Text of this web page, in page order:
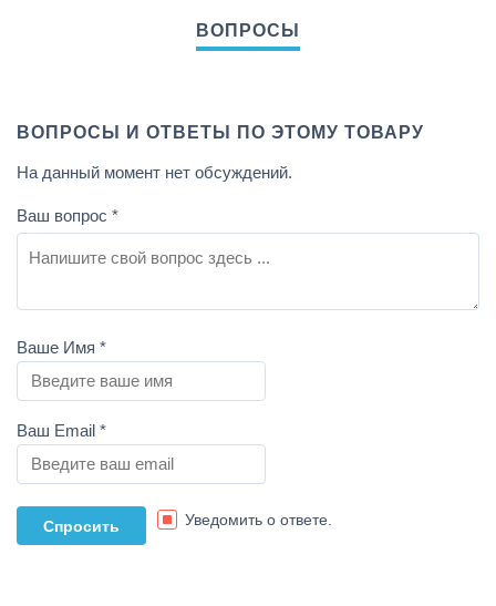
ВОПРОСЫ И ОТВЕТЫ ПО ЭТОМУ ТОВАРУ
На данный момент нет обсуждений.
Ваш вопрос *
Ваше Имя *
Ваш Email *
Уведомить о ответе.